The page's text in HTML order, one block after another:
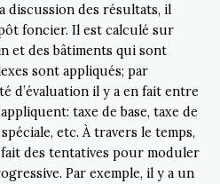
discussion des résultats, il
foncier. Il est calculé sur
et des bâtiments qui sont
sont appliqués; par
d’évaluation il y a en fait entre
taxe de base, taxe de
spéciale, etc. À travers le temps,
des tentatives pour moduler
Par exemple, il y a un